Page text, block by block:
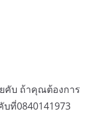
คับ ถ้าคุณต้องการ
ที่0840141973